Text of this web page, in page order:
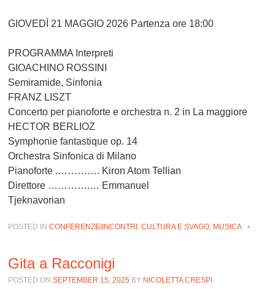
GIOVEDÌ 21 MAGGIO 2026 Partenza ore 18:00
PROGRAMMA Interpreti
GIOACHINO ROSSINI
Semiramide, Sinfonia
FRANZ LISZT
Concerto per pianoforte e orchestra n. 2 in La maggiore
HECTOR BERLIOZ
Symphonie fantastique op. 14
Orchestra Sinfonica di Milano
Pianoforte .…………. Kiron Atom Tellian
Direttore ………….… Emmanuel
Tjeknavorian
POSTED INCONFERENZE/INCONTRI ,CULTURA E SVAGO MUSICA •
Gita a Racconigi
POSTED ONSEPTEMBER 15, 2025 BY NICOLETTA CRESPI